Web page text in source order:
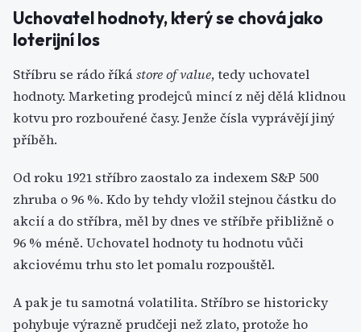
Uchovatel hodnoty, který se chová jako
loterijní los
Stříbru se rádo říkástore of value, tedy uchovatel
hodnoty. Marketing prodejců mincí z něj dělá klidnou
kotvu pro rozbouřené časy. Jenže čísla vyprávějí jiný
příběh.
Od roku 1921 stříbro zaostalo za indexem S&P 500
zhruba o 96 %. Kdo by tehdy vložil stejnou částku do
akcií a do stříbra, měl by dnes ve stříbře přibližně o
96 % méně. Uchovatel hodnoty tu hodnotu vůči
akciovému trhu sto let pomalu rozpouštěl.
A pak je tu samotná volatilita. Stříbro se historicky
pohybuje výrazně prudčeji než zlato, protože ho